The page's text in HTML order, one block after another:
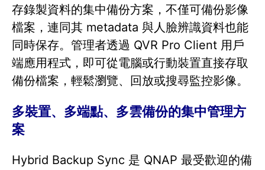
存錄製資料的集中備份方案，不僅可備份影像
檔案，連同其 metadata 與人臉辨識資料也能
同時保存。管理者透過 QVR Pro Client 用戶
端應用程式，即可從電腦或行動裝置直接存取
備份檔案，輕鬆瀏覽、回放或搜尋監控影像。
多裝置、多端點、多雲備份的集中管理方
案
Hybrid Backup Sync 是 QNAP 最受歡迎的備